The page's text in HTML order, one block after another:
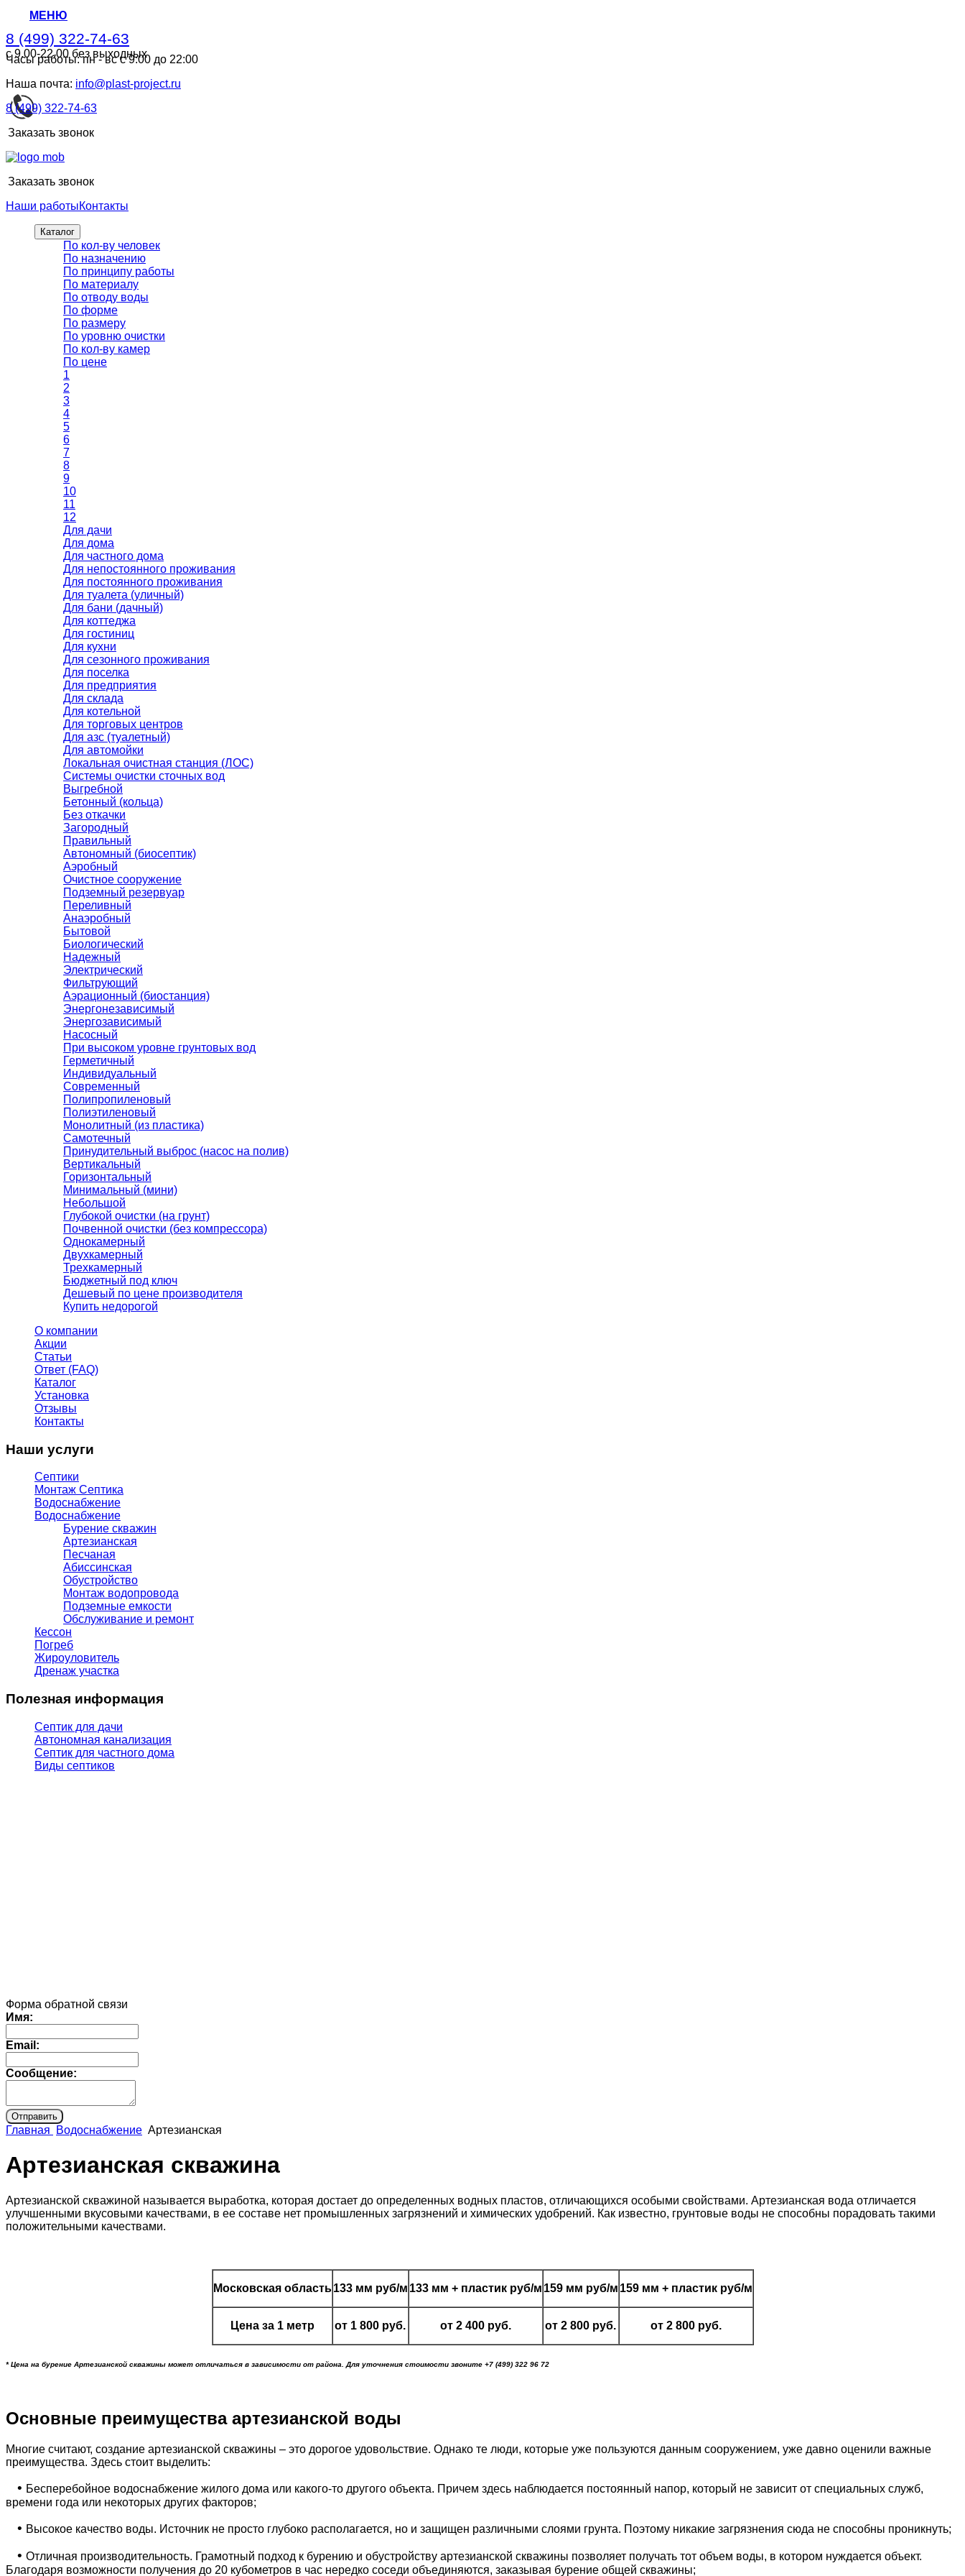
МЕНЮ
8 (499) 322-74-63
с 9.00-22.00 без выходных
8 (499) 322-74-63
с 9.00-22.00 без выходных
Часы работы: пн - вс с 9:00 до 22:00
Наша почта: info@plast-project.ru
8 (499) 322-74-63
Заказать звонок
Заказать звонок
Наши работыКонтакты
Каталог
По кол-ву человек
По назначению
По принципу работы
По материалу
По отводу воды
По форме
По размеру
По уровню очистки
По кол-ву камер
По цене
1
2
3
4
5
6
7
8
9
10
11
12
Для дачи
Для дома
Для частного дома
Для непостоянного проживания
Для постоянного проживания
Для туалета (уличный)
Для бани (дачный)
Для коттеджа
Для гостиниц
Для кухни
Для сезонного проживания
Для поселка
Для предприятия
Для склада
Для котельной
Для торговых центров
Для азс (туалетный)
Для автомойки
Локальная очистная станция (ЛОС)
Системы очистки сточных вод
Выгребной
Бетонный (кольца)
Без откачки
Загородный
Правильный
Автономный (биосептик)
Аэробный
Очистное сооружение
Подземный резервуар
Переливный
Анаэробный
Бытовой
Биологический
Надежный
Электрический
Фильтрующий
Аэрационный (биостанция)
Энергонезависимый
Энергозависимый
Насосный
При высоком уровне грунтовых вод
Герметичный
Индивидуальный
Современный
Полипропиленовый
Полиэтиленовый
Монолитный (из пластика)
Самотечный
Принудительный выброс (насос на полив)
Вертикальный
Горизонтальный
Минимальный (мини)
Небольшой
Глубокой очистки (на грунт)
Почвенной очистки (без компрессора)
Однокамерный
Двухкамерный
Трехкамерный
Бюджетный под ключ
Дешевый по цене производителя
Купить недорогой
О компании
Акции
Статьи
Ответ (FAQ)
Каталог
Установка
Отзывы
Контакты
Наши услуги
Септики
Монтаж Септика
Водоснабжение
Водоснабжение
Бурение скважин
Артезианская
Песчаная
Абиссинская
Обустройство
Монтаж водопровода
Подземные емкости
Обслуживание и ремонт
Кессон
Погреб
Жироуловитель
Дренаж участка
Полезная информация
Септик для дачи
Автономная канализация
Септик для частного дома
Виды септиков
Форма обратной связи
Имя:
Email:
Сообщение:
Главная Водоснабжение Артезианская
Артезианская скважина
Артезианской скважиной называется выработка, которая достает до определенных водных пластов, отличающихся особыми свойствами. Артезианская вода отличается
улучшенными вкусовыми качествами, в ее составе нет промышленных загрязнений и химических удобрений. Как известно, грунтовые воды не способны порадовать такими
положительными качествами.
Московская область 133 мм руб/м 133 мм + пластик руб/м 159 мм руб/м 159 мм + пластик руб/м
Цена за 1 метр от 1 800 руб. от 2 400 руб. от 2 800 руб. от 2 800 руб.
* Цена на бурение Артезианской скважины может отличаться в зависимости от района. Для уточнения стоимости звоните +7 (499) 322 96 72
Основные преимущества артезианской воды
Многие считают, создание артезианской скважины – это дорогое удовольствие. Однако те люди, которые уже пользуются данным сооружением, уже давно оценили важные
преимущества. Здесь стоит выделить:
• Бесперебойное водоснабжение жилого дома или какого-то другого объекта. Причем здесь наблюдается постоянный напор, который не зависит от специальных служб,
времени года или некоторых других факторов;
• Высокое качество воды. Источник не просто глубоко располагается, но и защищен различными слоями грунта. Поэтому никакие загрязнения сюда не способны проникнуть;
• Отличная производительность. Грамотный подход к бурению и обустройству артезианской скважины позволяет получать тот объем воды, в котором нуждается объект.
Благодаря возможности получения до 20 кубометров в час нередко соседи объединяются, заказывая бурение общей скважины;